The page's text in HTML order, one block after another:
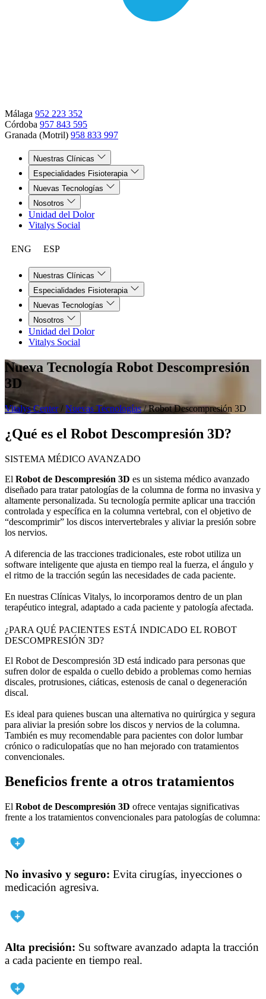
Málaga 952 223 352
Córdoba 957 843 595
Granada (Motril) 958 833 997
Nuestras Clínicas
Especialidades Fisioterapia
Nuevas Tecnologías
Nosotros
Unidad del Dolor
Vitalys Social
ENG ESP
Nuestras Clínicas
Especialidades Fisioterapia
Nuevas Tecnologías
Nosotros
Unidad del Dolor
Vitalys Social
Nueva Tecnología Robot Descompresión
3D
Vitalys Center / Nuevas Tecnologías /Robot Descompresión 3D
¿Qué es el Robot Descompresión 3D?
SISTEMA MÉDICO AVANZADO
El Robot de Descompresión 3D es un sistema médico avanzado
diseñado para tratar patologías de la columna de forma no invasiva y
altamente personalizada. Su tecnología permite aplicar una tracción
controlada y específica en la columna vertebral, con el objetivo de
“descomprimir” los discos intervertebrales y aliviar la presión sobre
los nervios.
A diferencia de las tracciones tradicionales, este robot utiliza un
software inteligente que ajusta en tiempo real la fuerza, el ángulo y
el ritmo de la tracción según las necesidades de cada paciente.
En nuestras Clínicas Vitalys, lo incorporamos dentro de un plan
terapéutico integral, adaptado a cada paciente y patología afectada.
¿PARA QUÉ PACIENTES ESTÁ INDICADO EL ROBOT
DESCOMPRESIÓN 3D?
El Robot de Descompresión 3D está indicado para personas que
sufren dolor de espalda o cuello debido a problemas como hernias
discales, protrusiones, ciáticas, estenosis de canal o degeneración
discal.
Es ideal para quienes buscan una alternativa no quirúrgica y segura
para aliviar la presión sobre los discos y nervios de la columna.
También es muy recomendable para pacientes con dolor lumbar
crónico o radiculopatías que no han mejorado con tratamientos
convencionales.
Beneficios frente a otros tratamientos
El Robot de Descompresión 3D ofrece ventajas significativas
frente a los tratamientos convencionales para patologías de columna:
No invasivo y seguro: Evita cirugías, inyecciones o
medicación agresiva.
Alta precisión: Su software avanzado adapta la tracción
a cada paciente en tiempo real.